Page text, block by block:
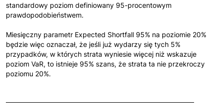
standardowy poziom definiowany 95-procentowym
prawdopodobieństwem.
Miesięczny parametr Expected Shortfall 95% na poziomie 20%
będzie więc oznaczał, że jeśli już wydarzy się tych 5%
przypadków, w których strata wyniesie więcej niż wskazuje
poziom VaR, to istnieje 95% szans, że strata ta nie przekroczy
poziomu 20%.